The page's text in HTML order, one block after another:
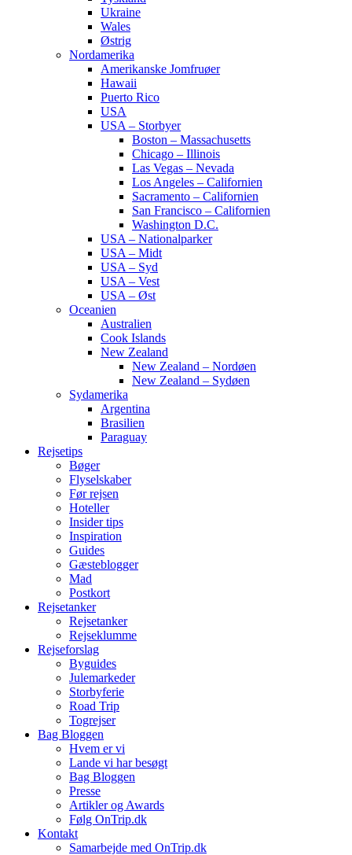
Ukraine
Wales
Østrig
Nordamerika
Amerikanske Jomfruøer
Hawaii
Puerto Rico
USA
USA – Storbyer
Boston – Massachusetts
Chicago – Illinois
Las Vegas – Nevada
Los Angeles – Californien
Sacramento – Californien
San Francisco – Californien
Washington D.C.
USA – Nationalparker
USA – Midt
USA – Syd
USA – Vest
USA – Øst
Oceanien
Australien
Cook Islands
New Zealand
New Zealand – Nordøen
New Zealand – Sydøen
Sydamerika
Argentina
Brasilien
Paraguay
Rejsetips
Bøger
Flyselskaber
Før rejsen
Hoteller
Insider tips
Inspiration
Guides
Gæsteblogger
Mad
Postkort
Rejsetanker
Rejsetanker
Rejseklumme
Rejseforslag
Byguides
Julemarkeder
Storbyferie
Road Trip
Togrejser
Bag Bloggen
Hvem er vi
Lande vi har besøgt
Bag Bloggen
Presse
Artikler og Awards
Følg OnTrip.dk
Kontakt
Samarbejde med OnTrip.dk